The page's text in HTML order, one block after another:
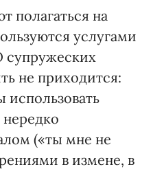
полагаться на
услугами
супружеских
не приходится:
(«ты мне не
в измене, в